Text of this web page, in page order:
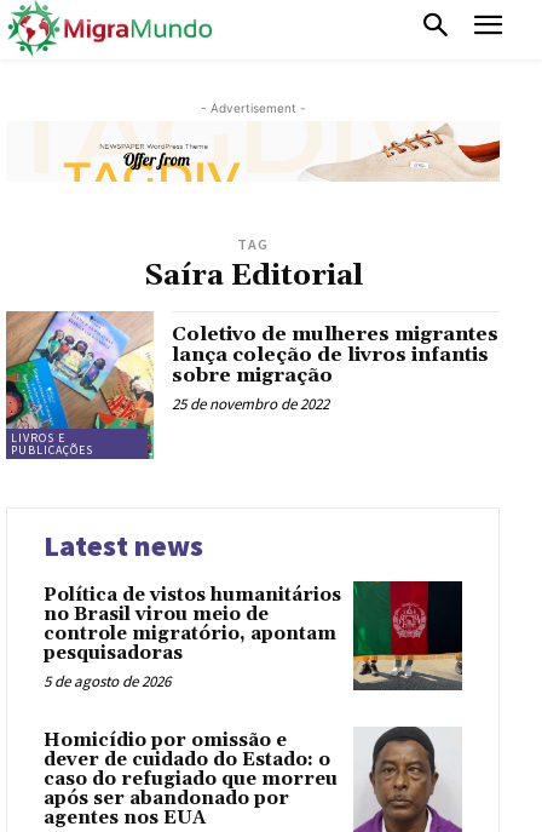
- Advertisement -
TAG
Saíra Editorial
LIVROS E
PUBLICAÇÕES
Coletivo de mulheres migrantes
lança coleção de livros infantis
sobre migração
25 de novembro de 2022
Latest news
Política de vistos humanitários
no Brasil virou meio de
controle migratório, apontam
pesquisadoras
5 de agosto de 2026
Homicídio por omissão e
dever de cuidado do Estado: o
caso do refugiado que morreu
após ser abandonado por
agentes nos EUA